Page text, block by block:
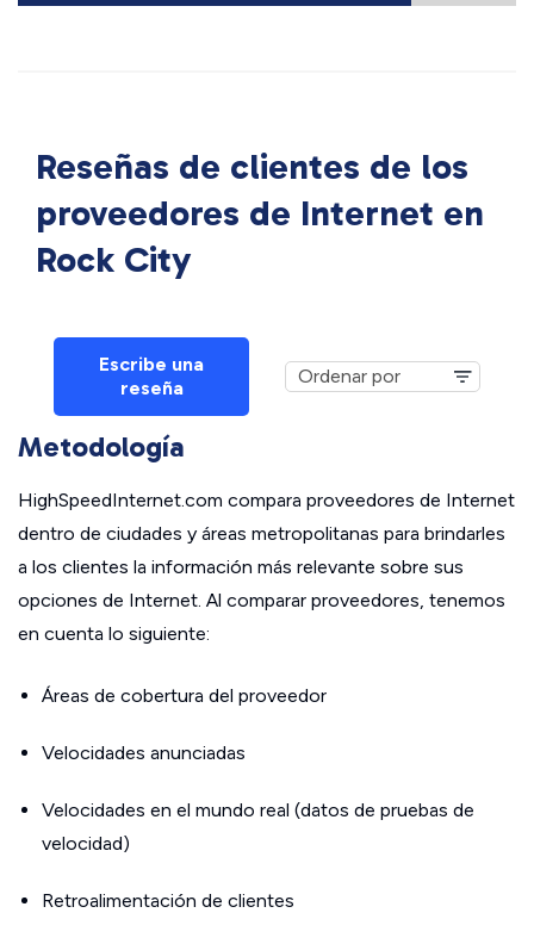
Reseñas de clientes de los
proveedores de Internet en
Rock City
Escribe una
reseña
Metodología
HighSpeedInternet.com compara proveedores de Internet
dentro de ciudades y áreas metropolitanas para brindarles
a los clientes la información más relevante sobre sus
opciones de Internet. Al comparar proveedores, tenemos
en cuenta lo siguiente:
Áreas de cobertura del proveedor
Velocidades anunciadas
Velocidades en el mundo real (datos de pruebas de
velocidad)
Retroalimentación de clientes